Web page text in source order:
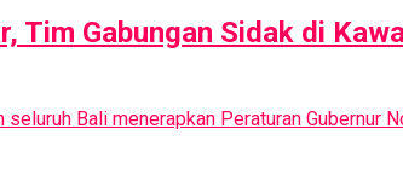
Gabungan Sidak di
Bali menerapkan Peraturan Gubernur